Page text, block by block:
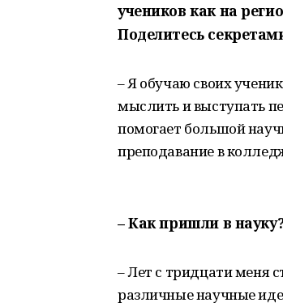
учеников как на
Поделитесь
– Я обучаю своих
мыслить и выступать
помогает большой
преподавание в
– Как пришли в
– Лет с тридцати меня
различные научные